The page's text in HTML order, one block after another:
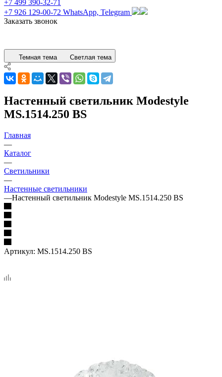
+7 499 390-32-71
+7 926 129-00-72 WhatsApp, Telegram
Заказать звонок
Темная тема Светлая тема
Настенный светильник Modestyle
MS.1514.250 BS
Главная
—
Каталог
—
Светильники
—
Настенные светильники
—Настенный светильник Modestyle MS.1514.250 BS
Артикул: MS.1514.250 BS